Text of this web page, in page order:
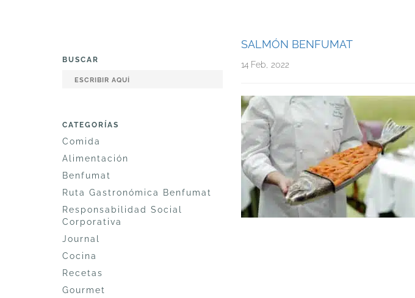
BUSCAR
CATEGORÍAS
Comida
Alimentación
Benfumat
Ruta Gastronómica Benfumat
Responsabilidad Social
Corporativa
Journal
Cocina
Recetas
Gourmet
SALMÓN BENFUMAT
14 Feb, 2022